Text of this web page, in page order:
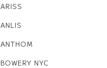
ARISS
ANLIS
ANTHOM
BOWERY NYC